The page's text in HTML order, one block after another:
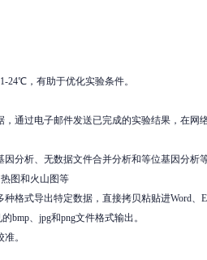
24℃，有助于优化实验条件。
通过电子邮件发送已完成的实验结果，在网
分析、无数据文件合并分析和等位基因分析等
图和火山图等
式导出特定数据，直接拷贝粘贴进Word、
bmp、jpg和png文件格式输出。
。